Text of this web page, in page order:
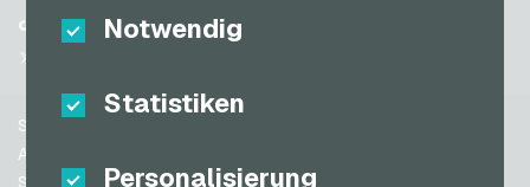
Notwendig
Statistiken
Personalisierung
Zalando Geschenkkarten
Schweiz (DE)
Schweiz (IT)
USA (EN)
Partner
TikTok
Support
AGB
Sicherheit & Verifikation